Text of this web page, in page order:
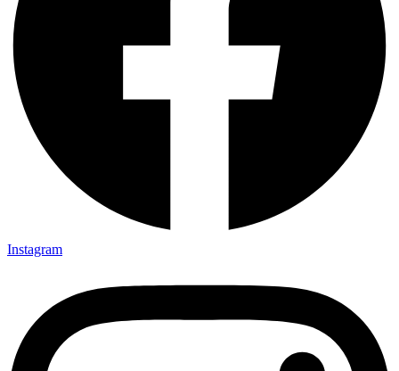
Instagram